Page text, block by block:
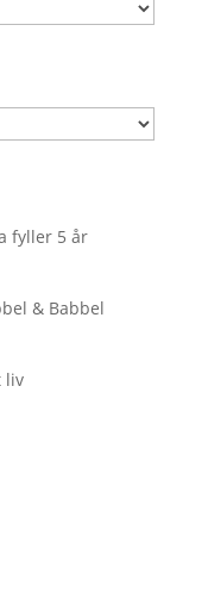
fyller 5 år
& Babbel
liv